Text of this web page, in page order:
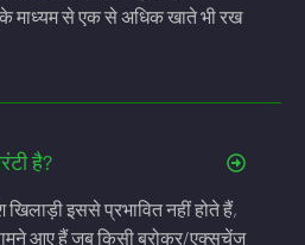
माध्यम से एक से अधिक खाते भी रख
है?
खिलाड़ी इससे प्रभावित नहीं होते हैं,
आए हैं जब किसी ब्रोकर/एक्सचेंज